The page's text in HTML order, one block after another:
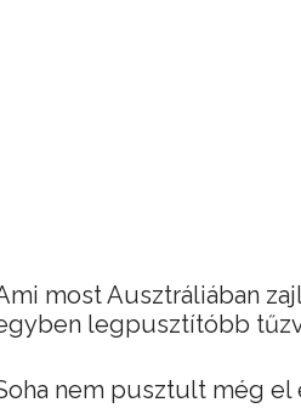
most Ausztráliában
legpusztítóbb
nem pusztult még el